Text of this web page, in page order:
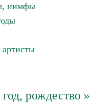
нимфы
рождество »